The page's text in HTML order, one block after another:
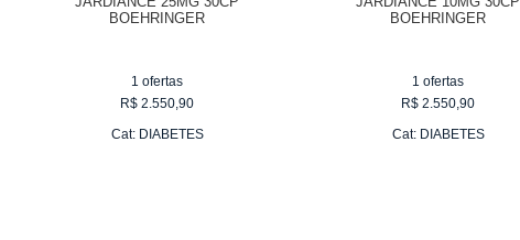
BOEHRINGER
1 ofertas
R$ 2.550,90
Cat: DIABETES
BOEHRINGER
1 ofertas
R$ 2.550,90
Cat: DIABETES